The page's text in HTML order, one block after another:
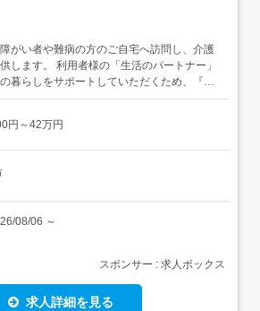
障がい者や難病の方のご自宅へ訪問し、介護
します。 利用者様の「生活のパートナー」
暮らしをサポートしていただくため、『優
やり』をもつあなただからこそできるお仕
て『誰かの役に立ちたい』想いを叶えませ
円～42万円
08/06 ～
スポンサー : 求人ボックス
求人詳細を見る